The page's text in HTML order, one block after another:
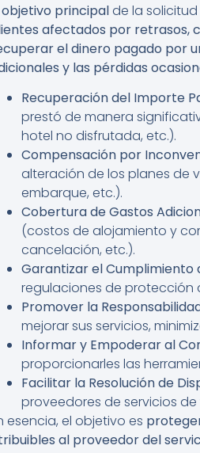
objetivo principalde la
afectados por retrasos,
el dinero pagado por
y las pérdidas
Recuperación del Importe
prestó de manera
hotel no disfrutada, etc.).
Compensación por
alteración de los planes de
embarque, etc.).
Cobertura de Gastos
(costos de alojamiento y
cancelación, etc.).
Garantizar el Cumplimiento
regulaciones de protección
Promover la
mejorar sus servicios,
Informar y Empoderar al
proporcionarles las
Facilitar la Resolución de
proveedores de servicios de
esencia, el objetivo es
al proveedor del